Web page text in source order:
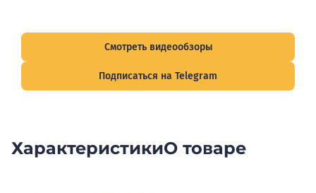
Смотреть видеообзоры
Подписаться на Telegram
ХарактеристикиО товаре